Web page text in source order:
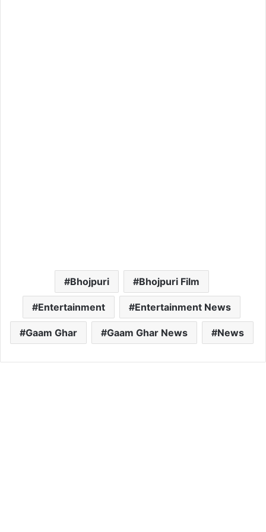
Bhojpuri Bhojpuri Film
Entertainment Entertainment News
Gaam Ghar Gaam Ghar News News